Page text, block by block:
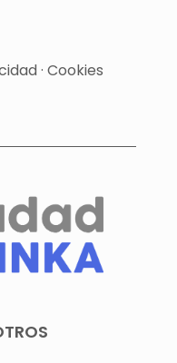
· Cookies